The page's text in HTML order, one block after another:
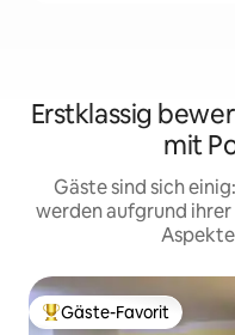
Erstklassig
mit
Gäste sind sich
werden aufgrund
Beliebter Gäste-Favorit.
Gäste-Favorit